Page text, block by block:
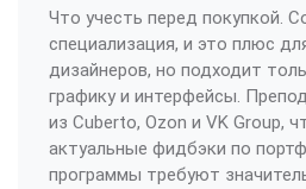
Что учесть перед покупкой.
специализация, и это плюс
дизайнеров, но подходит
графику и интерфейсы.
из Cuberto, Ozon и VK Group,
актуальные фидбэки по
программы требуют